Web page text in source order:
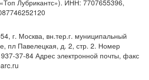
Лубрикантс»). ИНН: 7707655396,
г. Москва, вн.тер.г. муниципальный
пл Павелецкая, д. 2, стр. 2. Номер
37-84 Адрес электронной почты, факс